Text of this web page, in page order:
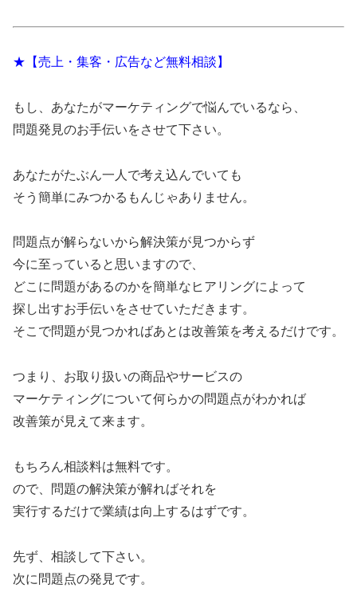
★【売上・集客・広告など無料相談】
もし、あなたがマーケティングで悩んでいるなら、
問題発見のお手伝いをさせて下さい。
あなたがたぶん一人で考え込んでいても
そう簡単にみつかるもんじゃありません。
問題点が解らないから解決策が見つからず
今に至っていると思いますので、
どこに問題があるのかを簡単なヒアリングによって
探し出すお手伝いをさせていただきます。
そこで問題が見つかればあとは改善策を考えるだけです。
つまり、お取り扱いの商品やサービスの
マーケティングについて何らかの問題点がわかれば
改善策が見えて来ます。
もちろん相談料は無料です。
ので、問題の解決策が解ればそれを
実行するだけで業績は向上するはずです。
先ず、相談して下さい。
次に問題点の発見です。